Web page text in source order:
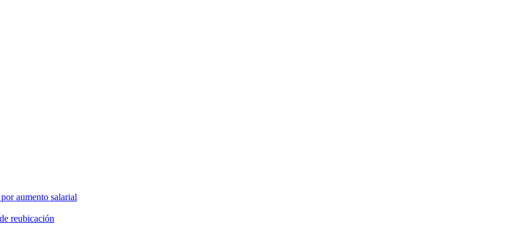
aumento salarial
reubicación